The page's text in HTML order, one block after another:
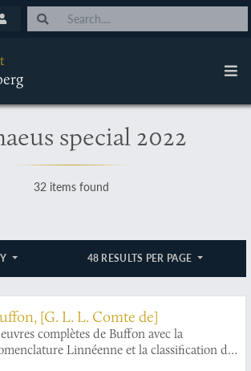
special 2022
32 items found
48 RESULTS PER PAGE
[G. L. L. Comte de]
complètes de Buffon avec la
Linnéenne et la classification de